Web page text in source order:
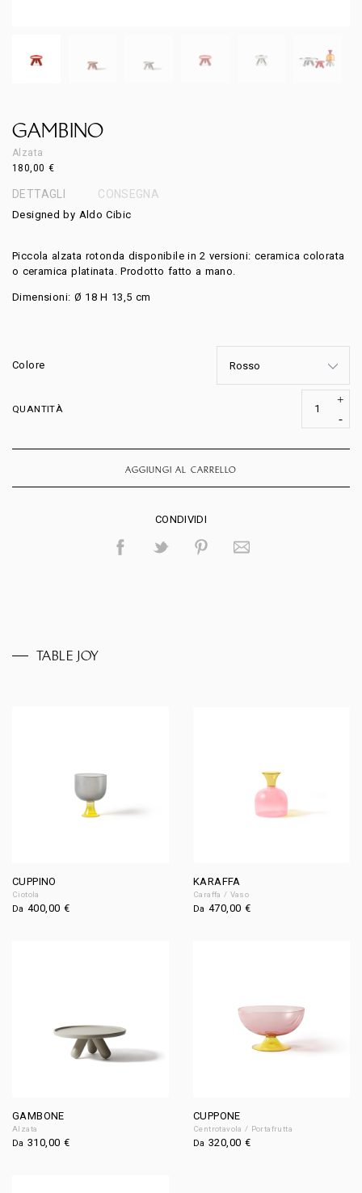
GAMBINO
Alzata
180,00 €
DETTAGLI CONSEGNA
Designed by Aldo Cibic
Piccola alzata rotonda disponibile in 2 versioni: ceramica colorata
o ceramica platinata. Prodotto fatto a mano.
Dimensioni: Ø 18 H 13,5 cm
Colore
QUANTITÀ
AGGIUNGI AL CARRELLO
CONDIVIDI
TABLE JOY
CUPPINO
Ciotola
Da400,00 €
KARAFFA
Caraffa / Vaso
Da470,00 €
GAMBONE
Alzata
Da310,00 €
CUPPONE
Centrotavola / Portafrutta
Da320,00 €